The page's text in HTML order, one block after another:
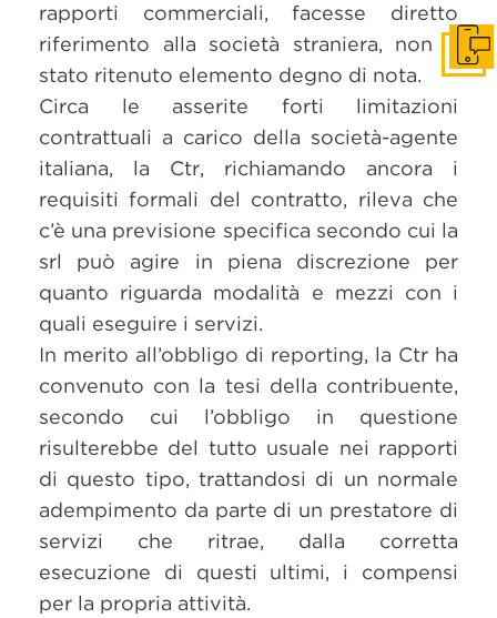
rapporti commerciali, facesse diretto
riferimento alla società straniera, non è
stato ritenuto elemento degno di nota.
Circa le asserite forti limitazioni
contrattuali a carico della società-agente
italiana, la Ctr, richiamando ancora i
requisiti formali del contratto, rileva che
c’è una previsione specifica secondo cui la
srl può agire in piena discrezione per
quanto riguarda modalità e mezzi con i
quali eseguire i servizi.
In merito all’obbligo di reporting, la Ctr ha
convenuto con la tesi della contribuente,
secondo cui l’obbligo in questione
risulterebbe del tutto usuale nei rapporti
di questo tipo, trattandosi di un normale
adempimento da parte di un prestatore di
servizi che ritrae, dalla corretta
esecuzione di questi ultimi, i compensi
per la propria attività.
Get